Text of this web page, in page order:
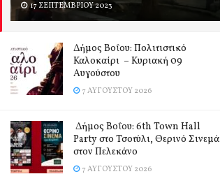
17 ΣΕΠΤΕΜΒΡΊΟΥ 2023
Δήμος Βοΐου: Πολιτιστικό
Καλοκαίρι – Κυριακή 09
Αυγούστου
7 ΑΥΓΟΎΣΤΟΥ 2026
Δήμος Βοΐου: 6th Town Hall
Party στο Τσοτύλι, Θερινό Σινεμά
στον Πελεκάνο
7 ΑΥΓΟΎΣΤΟΥ 2026